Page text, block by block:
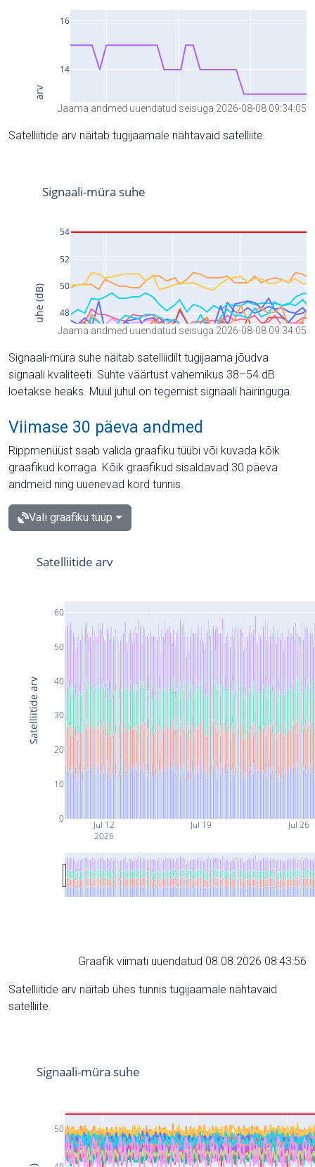
Jaama andmed uuendatud seisuga 2026-08-08 09:34:05
Satelliitide arv näitab tugijaamale nähtavaid satelliite.
Jaama andmed uuendatud seisuga 2026-08-08 09:34:05
Signaali-müra suhe näitab satelliidilt tugijaama jõudva
signaali kvaliteeti. Suhte väärtust vahemikus 38–54 dB
loetakse heaks. Muul juhul on tegemist signaali häiringuga.
Viimase 30 päeva andmed
Rippmenüüst saab valida graafiku tüübi või kuvada kõik
graafikud korraga. Kõik graafikud sisaldavad 30 päeva
andmeid ning uuenevad kord tunnis.
Vali graafiku tüüp
Jul 12
2026
Jul 19 Jul 26
0
10
20
30
40
50
60
Satelliitide arv
Satelliitide arv
Graafik viimati uuendatud 08.08.2026 08:43:56
Satelliitide arv näitab ühes tunnis tugijaamale nähtavaid
satelliite.
50
Signaali-müra suhe